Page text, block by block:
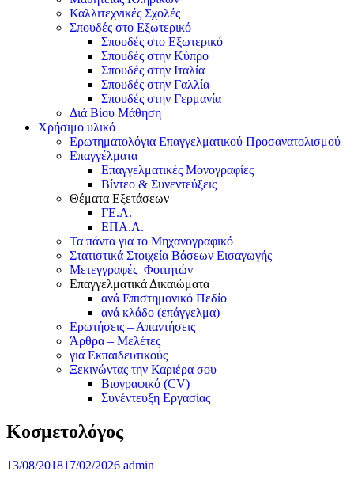
Καλλιτεχνικές Σχολές
Σπουδές στο Εξωτερικό
Σπουδές στο Εξωτερικό
Σπουδές στην Κύπρο
Σπουδές στην Ιταλία
Σπουδές στην Γαλλία
Σπουδές στην Γερμανία
Διά Βίου Μάθηση
Χρήσιμο υλικό
Ερωτηματολόγια Επαγγελματικού Προσανατολισμού
Επαγγέλματα
Επαγγελματικές Μονογραφίες
Βίντεο & Συνεντεύξεις
Θέματα Εξετάσεων
ΓΕ.Λ.
ΕΠΑ.Λ.
Τα πάντα για το Μηχανογραφικό
Στατιστικά Στοιχεία Βάσεων Εισαγωγής
Μετεγγραφές Φοιτητών
Επαγγελματικά Δικαιώματα
ανά Επιστημονικό Πεδίο
ανά κλάδο (επάγγελμα)
Ερωτήσεις – Απαντήσεις
Άρθρα – Μελέτες
για Εκπαιδευτικούς
Ξεκινώντας την Καριέρα σου
Βιογραφικό (CV)
Συνέντευξη Εργασίας
Κοσμετολόγος
13/08/201817/02/2026 admin